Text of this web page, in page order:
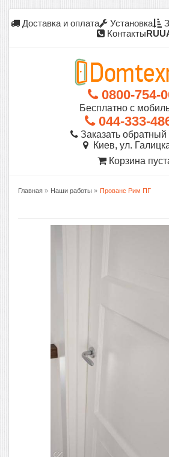
Доставка и оплата Установка
КонтактыRU
0800-754-
Бесплатно с
044-333-
Заказать обратный
Киев, ул.
Корзина
Главная » Наши работы » Прованс Рим ПГ